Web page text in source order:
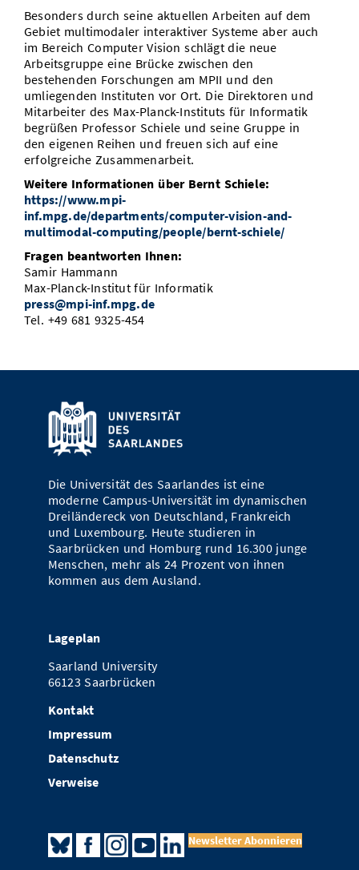
Besonders durch seine aktuellen Arbeiten auf dem
Gebiet multimodaler interaktiver Systeme aber auch
im Bereich Computer Vision schlägt die neue
Arbeitsgruppe eine Brücke zwischen den
bestehenden Forschungen am MPII und den
umliegenden Instituten vor Ort. Die Direktoren und
Mitarbeiter des Max-Planck-Instituts für Informatik
begrüßen Professor Schiele und seine Gruppe in
den eigenen Reihen und freuen sich auf eine
erfolgreiche Zusammenarbeit.
Weitere Informationen über Bernt Schiele:
https://www.mpi-
inf.mpg.de/departments/computer-vision-and-
multimodal-computing/people/bernt-schiele/
Fragen beantworten Ihnen:
Samir Hammann
Max-Planck-Institut für Informatik
press@mpi-inf.mpg.de
Tel. +49 681 9325-454
Die Universität des Saarlandes ist eine
moderne Campus-Universität im dynamischen
Dreiländereck von Deutschland, Frankreich
und Luxembourg. Heute studieren in
Saarbrücken und Homburg rund 16.300 junge
Menschen, mehr als 24 Prozent von ihnen
kommen aus dem Ausland.
Lageplan
Saarland University
66123 Saarbrücken
Kontakt
Impressum
Datenschutz
Verweise
Newsletter Abonnieren